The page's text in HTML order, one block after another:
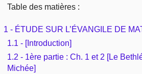
Sanctification
Vie pratique
Pour débuter
Rechercher dans la Bible
Dictionnaires bibliques
Table des matières :
1 - ÉTUDE SUR L’ÉVANGILE DE
1.1 - [Introduction]
1.2 - 1ère partie : Ch. 1 et 2 [Le
Michée]